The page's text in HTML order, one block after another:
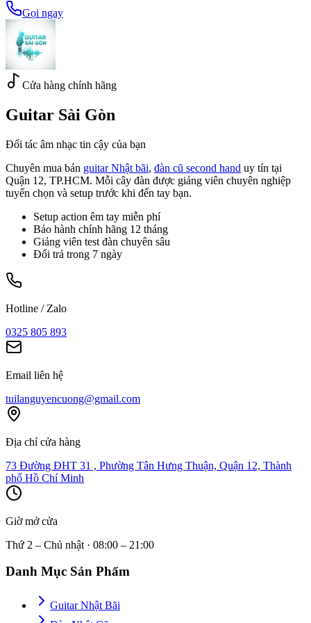
Gọi ngay
Cửa hàng chính hãng
Guitar Sài Gòn
Đối tác âm nhạc tin cậy của bạn
Chuyên mua bán guitar Nhật bãi, đàn cũ second hand uy tín tại
Quận 12, TP.HCM. Mỗi cây đàn được giảng viên chuyên nghiệp
tuyển chọn và setup trước khi đến tay bạn.
Setup action êm tay miễn phí
Bảo hành chính hãng 12 tháng
Giảng viên test đàn chuyên sâu
Đổi trả trong 7 ngày
Hotline / Zalo
0325 805 893
Email liên hệ
tuilanguyencuong@gmail.com
Địa chỉ cửa hàng
73 Đường ĐHT 31 , Phường Tân Hưng Thuận, Quận 12, Thành
phố Hồ Chí Minh
Giờ mở cửa
Thứ 2 – Chủ nhật · 08:00 – 21:00
Danh Mục Sản Phẩm
Guitar Nhật Bãi